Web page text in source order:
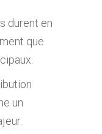
durent en
que
un